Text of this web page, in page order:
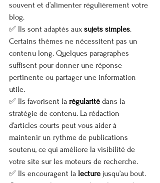
souvent et d’alimenter régulièrement votre
blog.
✅ Ils sont adaptés aux sujets simples.
Certains thèmes ne nécessitent pas un
contenu long. Quelques paragraphes
suffisent pour donner une réponse
pertinente ou partager une information
utile.
✅ Ils favorisent la régularité dans la
stratégie de contenu. La rédaction
d’articles courts peut vous aider à
maintenir un rythme de publications
soutenu, ce qui améliore la visibilité de
votre site sur les moteurs de recherche.
✅ Ils encouragent la lecture jusqu’au bout.